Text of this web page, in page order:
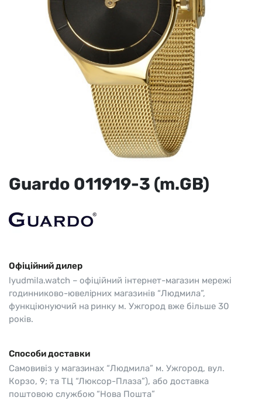
Guardo 011919-3 (m.GB)
Офіційний дилер
lyudmila.watch – офіційний інтернет-магазин мережі
годинниково-ювелірних магазинів “Людмила”,
функціюнуючий на ринку м. Ужгород вже більше 30
років.
Способи доставки
Самовивіз у магазинах “Людмила” м. Ужгород, вул.
Корзо, 9; та ТЦ “Люксор-Плаза”), або доставка
поштовою службою “Нова Пошта”